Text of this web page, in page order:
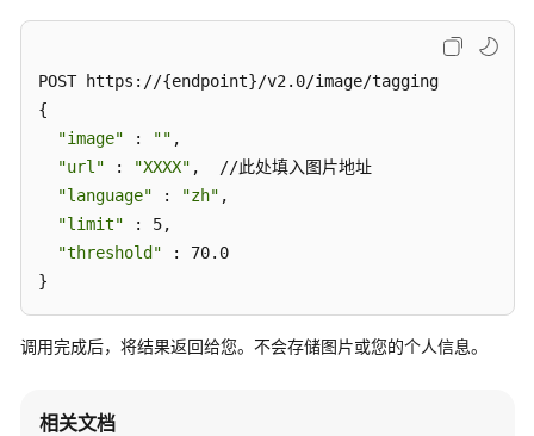
产
介
用
户
指
API
POST https://{endpoint}/v2.0/image/tagging
{
"image" : "" ,
"url" : "XXXX" ,  //此处填入图片地址
"language" : "zh" ,
"limit" : 5,
"threshold" : 70.0
}
调用完成后，将结果返回给您。不会存储图片或您的个人信息。
相关文档